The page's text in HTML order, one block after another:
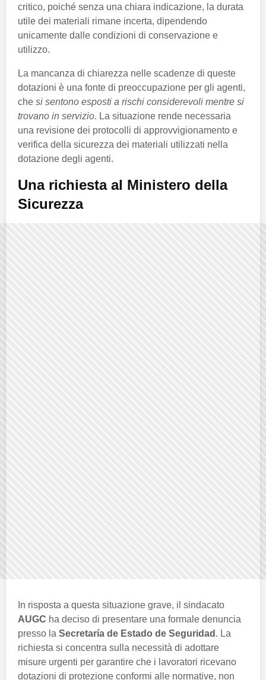
critico, poiché senza una chiara indicazione, la durata
utile dei materiali rimane incerta, dipendendo
unicamente dalle condizioni di conservazione e
utilizzo.
La mancanza di chiarezza nelle scadenze di queste
dotazioni è una fonte di preoccupazione per gli agenti,
che si sentono esposti a rischi considerevoli mentre si
trovano in servizio. La situazione rende necessaria
una revisione dei protocolli di approvvigionamento e
verifica della sicurezza dei materiali utilizzati nella
dotazione degli agenti.
Una richiesta al Ministero della
Sicurezza
In risposta a questa situazione grave, il sindacato
AUGC ha deciso di presentare una formale denuncia
presso la Secretaría de Estado de Seguridad . La
richiesta si concentra sulla necessità di adottare
misure urgenti per garantire che i lavoratori ricevano
dotazioni di protezione conformi alle normative, non